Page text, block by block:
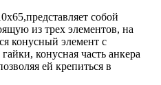
собой
из трех элементов, на
конусный элемент с
конусная часть анкера
ей крепиться в